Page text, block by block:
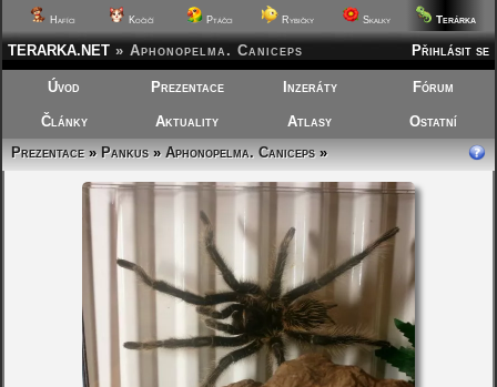
Hafíci Kočičí Ptáčci Rybičky Skalky Terárka
Přihlásit se
TERARKA.NET » Aphonopelma. Caniceps
Úvod Prezentace Inzeráty Fórum
Články Aktuality Atlasy
Ostatní
Prezentace»Pankus»Aphonopelma. Caniceps»